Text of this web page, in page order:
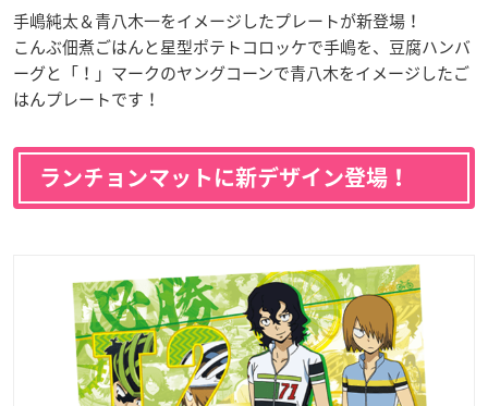
手嶋純太＆青八木一をイメージしたプレートが新登場！
こんぶ佃煮ごはんと星型ポテトコロッケで手嶋を、豆腐ハンバ
ーグと「！」マークのヤングコーンで青八木をイメージしたご
はんプレートです！
ランチョンマットに新デザイン登場！